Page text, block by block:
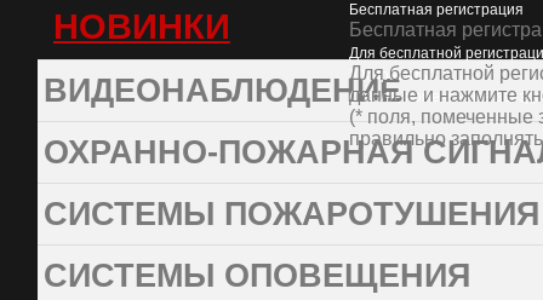
Бесплатная регистрация
Для бесплатной
"Отправить".
(* поля, помеченные
НОВИНКИ
ВИДЕОНАБЛЮДЕНИЕ
ОХРАННО-ПОЖАРНАЯ
СИСТЕМЫ ПОЖАРОТУШЕНИЯ
СИСТЕМЫ ОПОВЕЩЕНИЯ
Бесплатная
Для бесплатной
данные и нажмите
(* поля, помеченные
правильно